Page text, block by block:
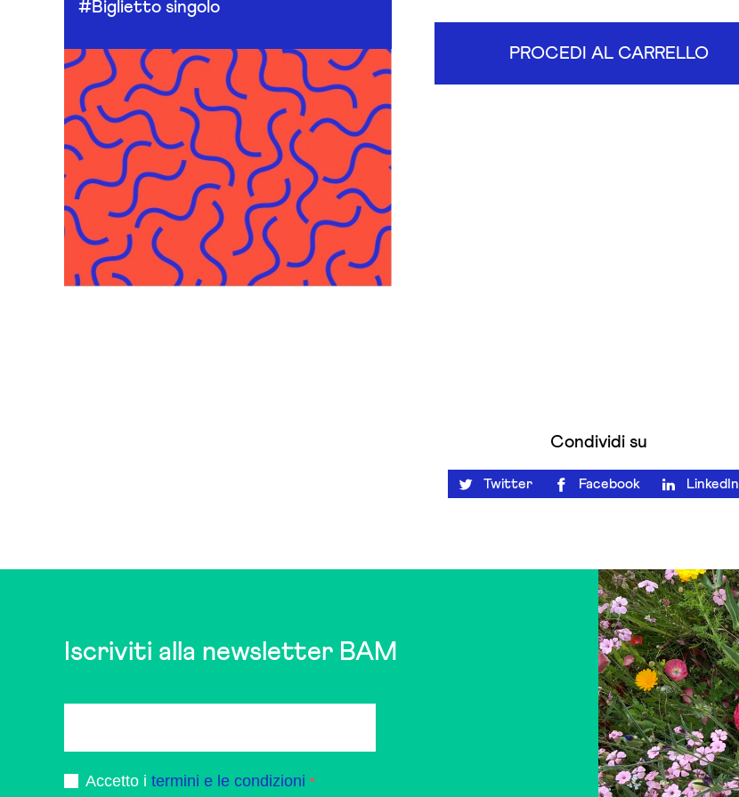
#Biglietto singolo
PROCEDI AL CARRELLO
Condividi su
Twitter Facebook LinkedIn
Iscriviti alla newsletter BAM
Accetto i termini e le condizioni